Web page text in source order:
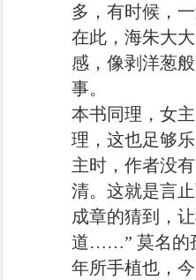
多，有时候，
在此，海朱大
感，像剥洋葱
事。
本书同理，女
理，这也足够
主时，作者没
清。这就是言
成章的猜到，
道……” 莫名的
年所手植也，